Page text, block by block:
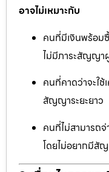
อาจไม่เหมาะกับ
คนที่มีเงินพร้อม
ไม่มีภาระสัญญา
คนที่คาดว่าจะใช้
สัญญาระยะยาว
คนที่ไม่สามารถ
โดยไม่อยากมีสั